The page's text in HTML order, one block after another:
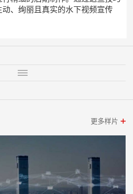
、绚丽且真实的水下视频宣传
更多样片